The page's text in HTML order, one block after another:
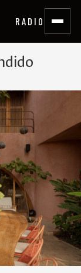
RADIO